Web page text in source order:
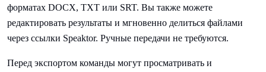
форматах DOCX, TXT или SRT. Вы также можете
редактировать результаты и мгновенно делиться файлами
через ссылки Speaktor. Ручные передачи не требуются.
Перед экспортом команды могут просматривать и